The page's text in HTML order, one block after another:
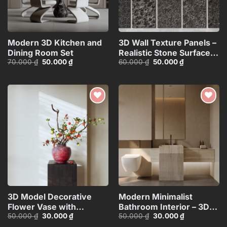
Modern 3D Kitchen and
Dining Room Set
70.000₫ Giá
50.000₫Giá
hiện
50.000 ₫.
3D Wall Texture Panels –
Realistic Stone Surface
Model_15599058
60.000₫ Giá
50.000₫Giá
hiện
50.000 ₫.
Add to
wishlist
3D Model Decorative
Flower Vase with
Branches – 3ds
50.000₫ Giá
30.000₫Giá
hiện
Modern Minimalist
Bathroom Interior – 3D
Model
50.000₫ Giá
30.000₫Giá
hiện